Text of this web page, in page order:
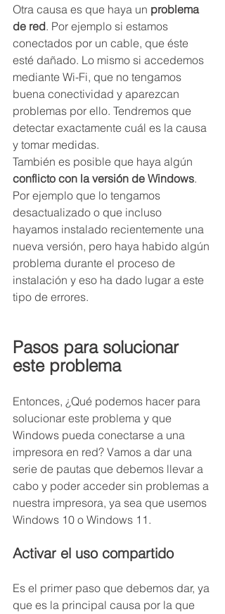
Otra causa es que haya un problema
de red. Por ejemplo si estamos
conectados por un cable, que éste
esté dañado. Lo mismo si accedemos
mediante Wi-Fi, que no tengamos
buena conectividad y aparezcan
problemas por ello. Tendremos que
detectar exactamente cuál es la causa
y tomar medidas.
También es posible que haya algún
conflicto con la versión de Windows.
Por ejemplo que lo tengamos
desactualizado o que incluso
hayamos instalado recientemente una
nueva versión, pero haya habido algún
problema durante el proceso de
instalación y eso ha dado lugar a este
tipo de errores.
Pasos para solucionar
este problema
Entonces, ¿Qué podemos hacer para
solucionar este problema y que
Windows pueda conectarse a una
impresora en red? Vamos a dar una
serie de pautas que debemos llevar a
cabo y poder acceder sin problemas a
nuestra impresora, ya sea que usemos
Windows 10 o Windows 11.
Activar el uso compartido
Es el primer paso que debemos dar, ya
que es la principal causa por la que